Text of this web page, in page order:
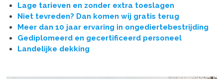
Lage tarieven en zonder extra toeslagen
Niet tevreden? Dan komen wij gratis terug
Meer dan 10 jaar ervaring in ongediertebestrijding
Gediplomeerd en gecertificeerd personeel
Landelijke dekking